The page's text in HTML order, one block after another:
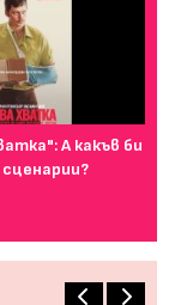
А какъв би